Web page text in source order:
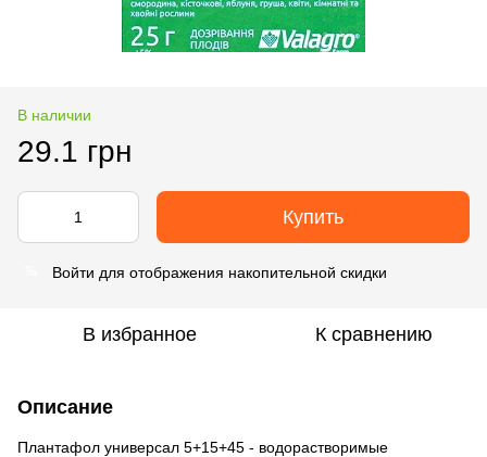
В наличии
29.1 грн
Купить
Войти для отображения накопительной скидки
В избранное К сравнению
Описание
Плантафол универсал 5+15+45 - водорастворимые